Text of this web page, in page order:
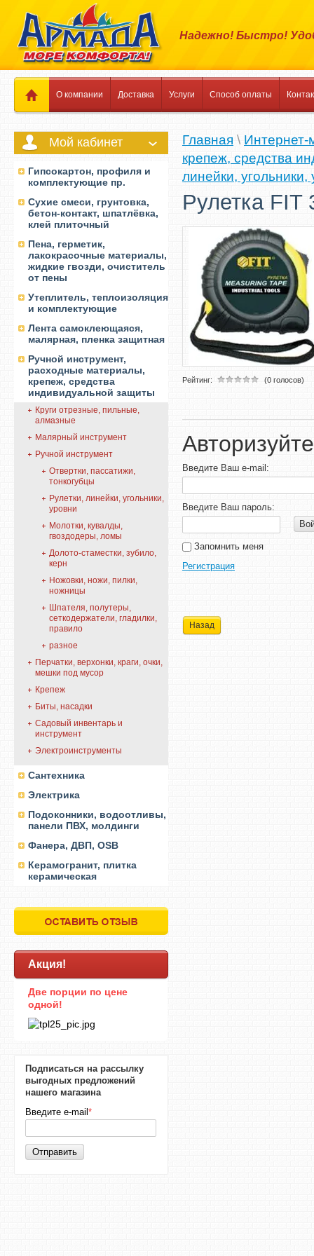
Надежно! Быстро!
О компании Доставка Услуги Способ оплаты
Мой кабинет
Гипсокартон, профиля и
комплектующие пр.
Сухие смеси, грунтовка,
бетон-контакт, шпатлёвка,
клей плиточный
Пена, герметик,
лакокрасочные материалы,
жидкие гвозди, очиститель
от пены
Утеплитель, теплоизоляция
и комплектующие
Лента самоклеющаяся,
малярная, пленка защитная
Ручной инструмент,
расходные материалы,
крепеж, средства
индивидуальной защиты
Круги отрезные, пильные,
алмазные
Малярный инструмент
Ручной инструмент
Отвертки, пассатижи,
тонкогубцы
Рулетки, линейки, угольники,
уровни
Молотки, кувалды,
гвоздодеры, ломы
Долото-стаместки, зубило,
керн
Ножовки, ножи, пилки,
ножницы
Шпателя, полутеры,
сеткодержатели, гладилки,
правило
разное
Перчатки, верхонки, краги, очки,
мешки под мусор
Крепеж
Биты, насадки
Садовый инвентарь и
инструмент
Электроинструменты
Сантехника
Электрика
Подоконники, водоотливы,
панели ПВХ, молдинги
Фанера, ДВП, OSB
Керамогранит, плитка
керамическая
Акция!
Две порции по цене
одной!
Подписаться на рассылку
выгодных предложений
нашего магазина
Введите e-mail *
Отправить
Главная \ Интернет-
крепеж, средства
линейки, угольники,
Рулетка
Рейтинг: (0 голосов)
Введите Ваш e-mail:
Введите Ваш пароль:
Запомнить меня
Регистрация
Назад